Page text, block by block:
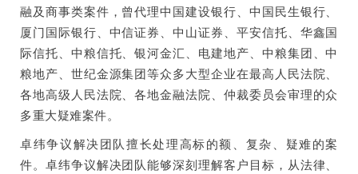
融及商事类案件，曾代理中国建设银行、中国民生银行、
厦门国际银行、中信证券、中山证券、平安信托、华鑫国
际信托、中粮信托、银河金汇、电建地产、中粮集团、中
粮地产、世纪金源集团等众多大型企业在最高人民法院、
各地高级人民法院、各地金融法院、仲裁委员会审理的众
多重大疑难案件。
卓纬争议解决团队擅长处理高标的额、复杂、疑难的案
件。卓纬争议解决团队能够深刻理解客户目标，从法律、